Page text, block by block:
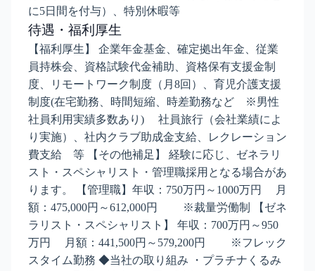
に5日間を付与）、特別休暇等
待遇・福利厚生
【福利厚生】 企業年金基金、確定拠出年金、従業
員持株会、資格試験代金補助、資格保有支援金制
度、リモートワーク制度（月8回）、育児介護支援
制度(在宅勤務、時間短縮、時差勤務など ※男性
社員利用実績多数あり) 社員旅行（会社業績によ
り実施）、社内クラブ助成金支給、レクレーション
費支給 等 【その他補足】 経験に応じ、ゼネラリ
スト・スペシャリスト・管理職採用となる場合があ
ります。 【管理職】年収：750万円～1000万円 月
額：475,000円～612,000円 ※裁量労働制 【ゼネ
ラリスト・スペシャリスト】 年収：700万円～950
万円 月額：441,500円～579,200円 ※フレック
スタイム勤務 ◆当社の取り組み ・プラチナくるみ